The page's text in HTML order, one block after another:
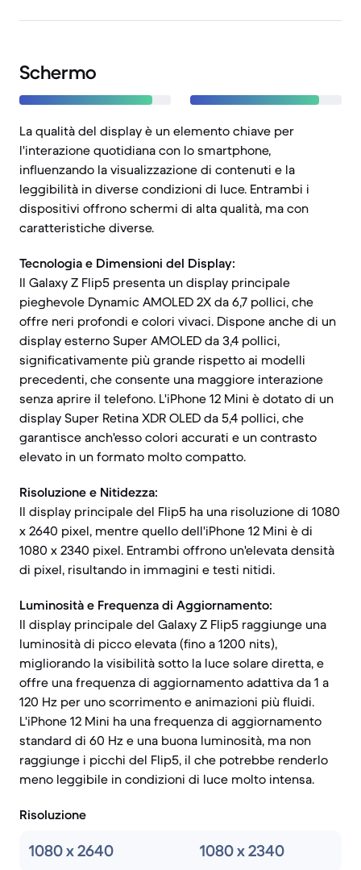
Schermo
La qualità del display è un elemento chiave per
l'interazione quotidiana con lo smartphone,
influenzando la visualizzazione di contenuti e la
leggibilità in diverse condizioni di luce. Entrambi i
dispositivi offrono schermi di alta qualità, ma con
caratteristiche diverse.
Tecnologia e Dimensioni del Display:
Il Galaxy Z Flip5 presenta un display principale
pieghevole Dynamic AMOLED 2X da 6,7 pollici, che
offre neri profondi e colori vivaci. Dispone anche di un
display esterno Super AMOLED da 3,4 pollici,
significativamente più grande rispetto ai modelli
precedenti, che consente una maggiore interazione
senza aprire il telefono. L'iPhone 12 Mini è dotato di un
display Super Retina XDR OLED da 5,4 pollici, che
garantisce anch'esso colori accurati e un contrasto
elevato in un formato molto compatto.
Risoluzione e Nitidezza:
Il display principale del Flip5 ha una risoluzione di 1080
x 2640 pixel, mentre quello dell'iPhone 12 Mini è di
1080 x 2340 pixel. Entrambi offrono un'elevata densità
di pixel, risultando in immagini e testi nitidi.
Luminosità e Frequenza di Aggiornamento:
Il display principale del Galaxy Z Flip5 raggiunge una
luminosità di picco elevata (fino a 1200 nits),
migliorando la visibilità sotto la luce solare diretta, e
offre una frequenza di aggiornamento adattiva da 1 a
120 Hz per uno scorrimento e animazioni più fluidi.
L'iPhone 12 Mini ha una frequenza di aggiornamento
standard di 60 Hz e una buona luminosità, ma non
raggiunge i picchi del Flip5, il che potrebbe renderlo
meno leggibile in condizioni di luce molto intensa.
Risoluzione
1080 x 2640 1080 x 2340